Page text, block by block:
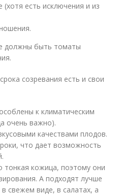
есть исключения и из
должны быть томаты
созревания есть и свои
к климатическим
очень важно).
качествами плодов.
что дает возможность
тонкая кожица, поэтому они
А подходят лучше
свежем виде, в салатах, а